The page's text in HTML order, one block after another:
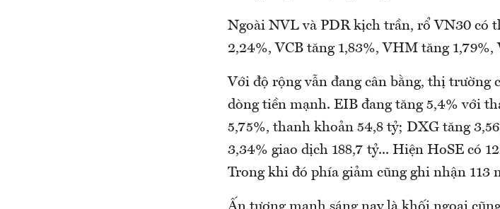
Ngoài NVL và PDR kịch trần, rổ VN30 có
2,24%, VCB tăng 1,83%, VHM tăng 1,79%,
Với độ rộng vẫn đang cân bằng, thị trường
dòng tiền mạnh. EIB đang tăng 5,4% với
5,75%, thanh khoản 54,8 tỷ; DXG tăng
3,34% giao dịch 188,7 tỷ... Hiện HoSE có
Trong khi đó phía giảm cũng ghi nhận 113